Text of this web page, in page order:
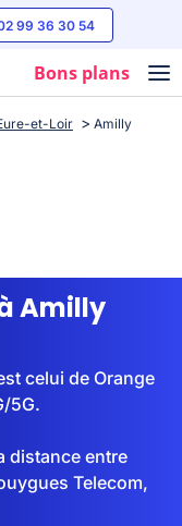
99 36 30 54
Bons plans
et-Loir Amilly
Amilly
celui de Orange
5G.
distance entre
Telecom,